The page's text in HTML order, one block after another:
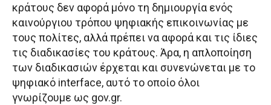
κράτους δεν αφορά μόνο τη δημιουργία ενός
καινούργιου τρόπου ψηφιακής επικοινωνίας με
τους πολίτες, αλλά πρέπει να αφορά και τις ίδιες
τις διαδικασίες του κράτους. Άρα, η απλοποίηση
των διαδικασιών έρχεται και συνενώνεται με το
ψηφιακό interface, αυτό το οποίο όλοι
γνωρίζουμε ως gov.gr.